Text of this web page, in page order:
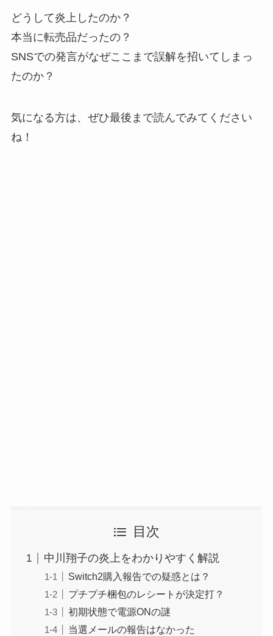
どうして炎上したのか？
本当に転売品だったの？
SNSでの発言がなぜここまで誤解を招いてしまっ
たのか？
気になる方は、ぜひ最後まで読んでみてください
ね！
目次
中川翔子の炎上をわかりやすく解説
Switch2購入報告での疑惑とは？
プチプチ梱包のレシートが決定打？
初期状態で電源ONの謎
当選メールの報告はなかった